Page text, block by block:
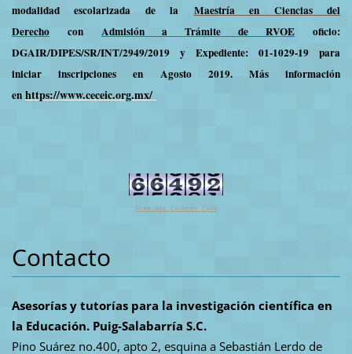
modalidad escolarizada de la Maestría en Ciencias del
Derechocon Admisión a Trámite de RVOE oficio:
DGAIR/DIPES/SR/INT/2949/2019 y Expediente: 01-1029-19 para
iniciar inscripciones en Agosto 2019. Más información
en https://www.ceceic.org.mx/
Free Hit Counter Code
Contacto
Asesorías y tutorías para la investigación científica en
la Educación. Puig-Salabarría S.C.
Pino Suárez no.400, apto 2, esquina a Sebastián Lerdo de